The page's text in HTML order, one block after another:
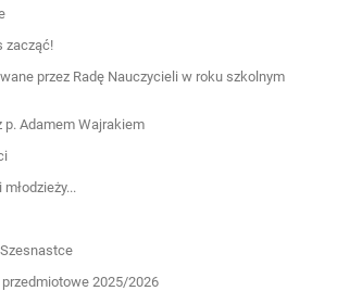
zacząć!
przez Radę Nauczycieli w roku szkolnym
Adamem Wajrakiem
2025/2026